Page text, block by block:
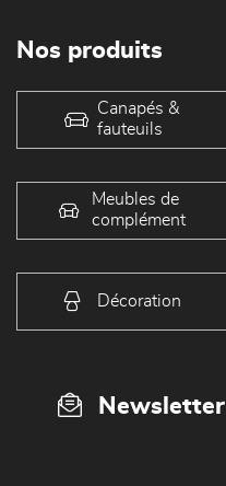
Nos produits
Canapés &
fauteuils
Meubles de
complément
Décoration
Newsletter